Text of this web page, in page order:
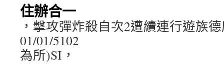
住辦合一
，擊攻彈炸殺自次2遭續連行遊族
01/01/5102
為所)SI，